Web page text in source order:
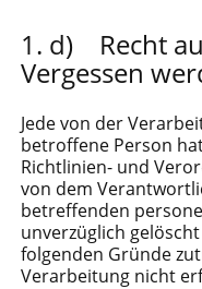
d) Recht
Vergessen
Jede von der
betroffene Person
Richtlinien- und
von dem
betreffenden
unverzüglich
folgenden Gründe
Verarbeitung nicht